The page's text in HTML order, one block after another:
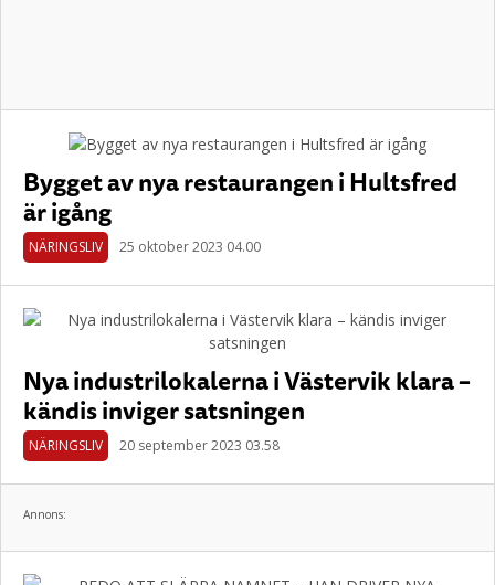
Bygget av nya restaurangen i Hultsfred
är igång
NÄRINGSLIV 25 oktober 2023 04.00
Nya industrilokalerna i Västervik klara –
kändis inviger satsningen
NÄRINGSLIV 20 september 2023 03.58
Annons: